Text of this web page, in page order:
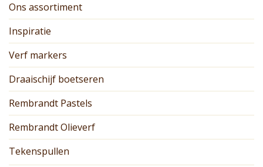
Ons assortiment
Inspiratie
Verf markers
Draaischijf boetseren
Rembrandt Pastels
Rembrandt Olieverf
Tekenspullen